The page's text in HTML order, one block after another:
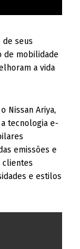
de seus
de mobilidade
a vida
Nissan Ariya,
tecnologia e-
emissões e
clientes
e estilos